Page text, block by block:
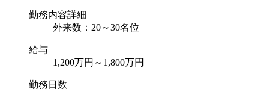
勤務内容詳細
外来数：20～30名位
給与
1,200万円～1,800万円
勤務日数